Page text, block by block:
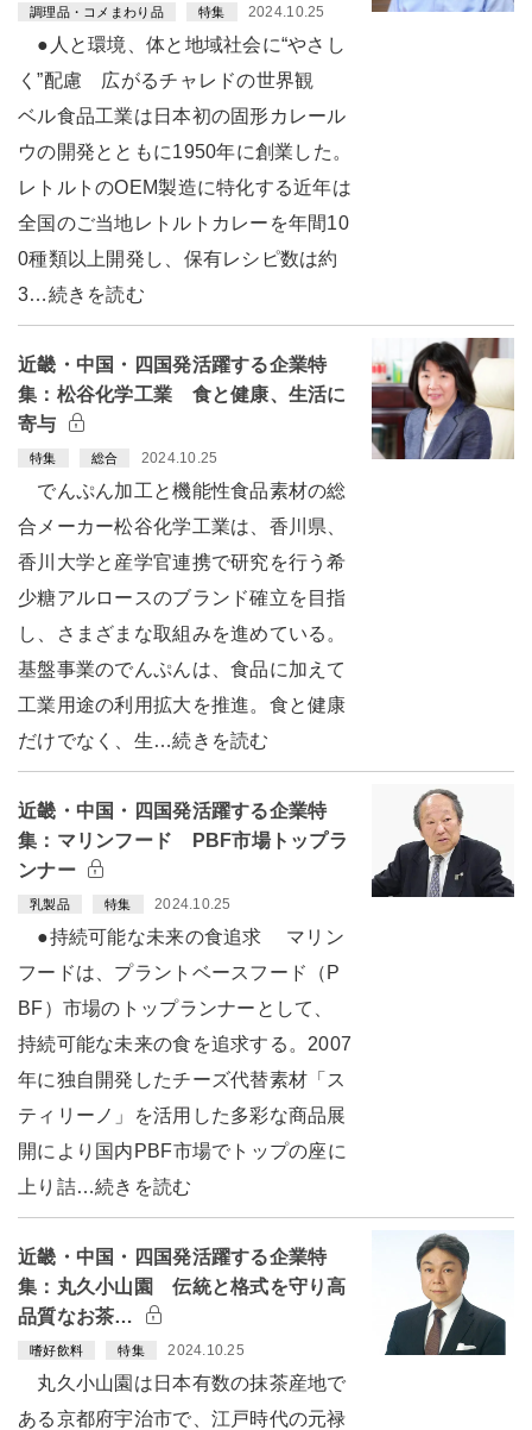
調理品・コメまわり品 特集 2024.10.25
●人と環境、体と地域社会に“やさし
く”配慮 広がるチャレドの世界観
ベル食品工業は日本初の固形カレール
ウの開発とともに1950年に創業した。
レトルトのOEM製造に特化する近年は
全国のご当地レトルトカレーを年間10
0種類以上開発し、保有レシピ数は約
3…続きを読む
近畿・中国・四国発活躍する企業特
集：松谷化学工業 食と健康、生活に
寄与
特集 総合 2024.10.25
でんぷん加工と機能性食品素材の総
合メーカー松谷化学工業は、香川県、
香川大学と産学官連携で研究を行う希
少糖アルロースのブランド確立を目指
し、さまざまな取組みを進めている。
基盤事業のでんぷんは、食品に加えて
工業用途の利用拡大を推進。食と健康
だけでなく、生…続きを読む
近畿・中国・四国発活躍する企業特
集：マリンフード PBF市場トップラ
ンナー
乳製品 特集 2024.10.25
●持続可能な未来の食追求 マリン
フードは、プラントベースフード（P
BF）市場のトップランナーとして、
持続可能な未来の食を追求する。2007
年に独自開発したチーズ代替素材「ス
ティリーノ」を活用した多彩な商品展
開により国内PBF市場でトップの座に
上り詰…続きを読む
近畿・中国・四国発活躍する企業特
集：丸久小山園 伝統と格式を守り高
品質なお茶…
嗜好飲料 特集 2024.10.25
丸久小山園は日本有数の抹茶産地で
ある京都府宇治市で、江戸時代の元禄